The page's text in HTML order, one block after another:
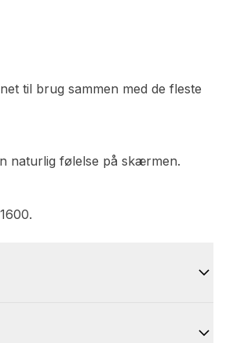
til brug sammen med de fleste
naturlig følelse på skærmen.